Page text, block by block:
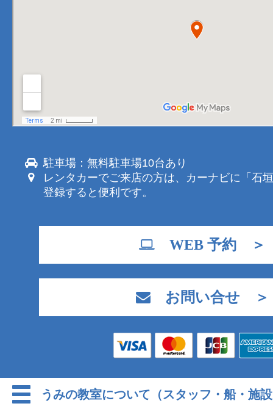
駐車場：無料駐車場10台あり
レンタカーでご来店の方は、カーナビに「石
登録すると便利です。
WEB 予約 ＞
お問い合せ ＞
うみの教室について（スタッフ・船・施